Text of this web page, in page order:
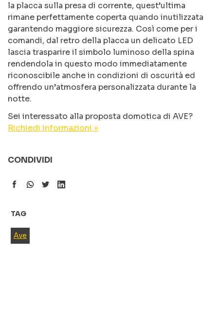
la placca sulla presa di corrente, quest’ultima
rimane perfettamente coperta quando inutilizzata
garantendo maggiore sicurezza. Così come per i
comandi, dal retro della placca un delicato LED
lascia trasparire il simbolo luminoso della spina
rendendola in questo modo immediatamente
riconoscibile anche in condizioni di oscurità ed
offrendo un’atmosfera personalizzata durante la
notte.
Sei interessato alla proposta domotica di AVE?
Richiedi informazioni »
CONDIVIDI
TAG
Ave